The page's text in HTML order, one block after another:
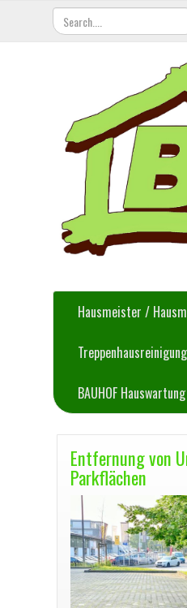
Hausmeister /
BAUHOF
Entfernung von
Parkflächen